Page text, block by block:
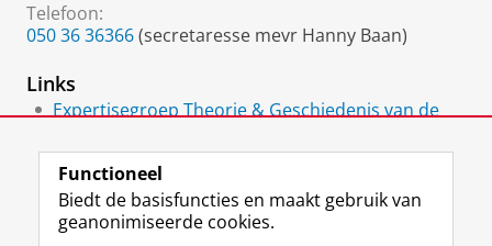
Telefoon:
050 36 36366(secretaresse mevr Hanny Baan)
Links
Expertisegroep Theorie & Geschiedenis van de
Functioneel
Biedt de basisfuncties en maakt gebruik van
geanonimiseerde cookies.